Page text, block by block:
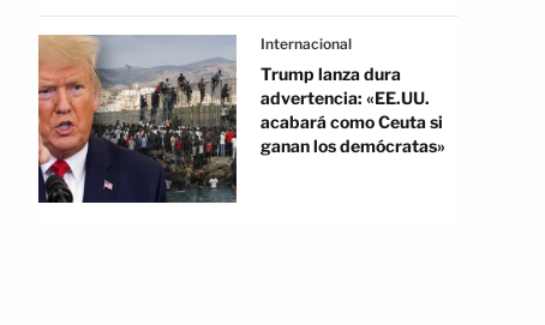
Internacional
Trump lanza dura
advertencia: «EE.UU.
acabará como Ceuta si
ganan los demócratas»